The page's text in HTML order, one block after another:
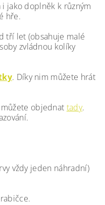
jako doplněk k různým
hře.
tří let (obsahuje malé
zvládnou kolíky
. Díky nim můžete hrát
objednat tady.
vždy jeden náhradní)